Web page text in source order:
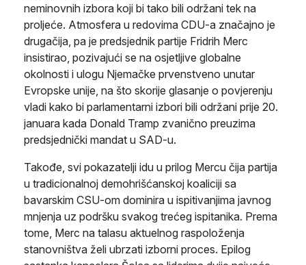
neminovnih izbora koji bi tako bili održani tek na
proljeće. Atmosfera u redovima CDU-a značajno je
drugačija, pa je predsjednik partije Fridrih Merc
insistirao, pozivajući se na osjetljive globalne
okolnosti i ulogu Njemačke prvenstveno unutar
Evropske unije, na što skorije glasanje o povjerenju
vladi kako bi parlamentarni izbori bili održani prije 20.
januara kada Donald Tramp zvanično preuzima
predsjednički mandat u SAD-u.
Takođe, svi pokazatelji idu u prilog Mercu čija partija
u tradicionalnoj demohrišćanskoj koaliciji sa
bavarskim CSU-om dominira u ispitivanjima javnog
mnjenja uz podršku svakog trećeg ispitanika. Prema
tome, Merc na talasu aktuelnog raspoloženja
stanovništva želi ubrzati izborni proces. Epilog